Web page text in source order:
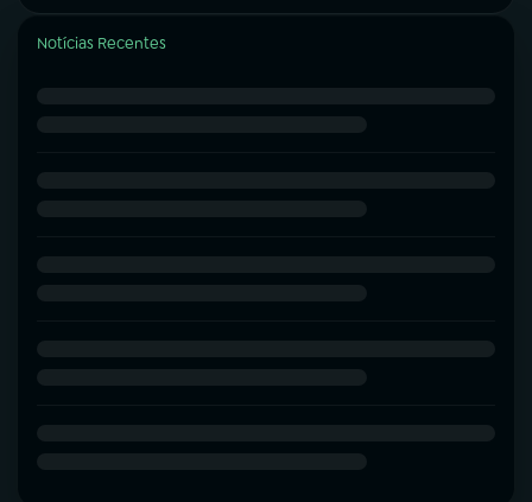
Notícias Recentes